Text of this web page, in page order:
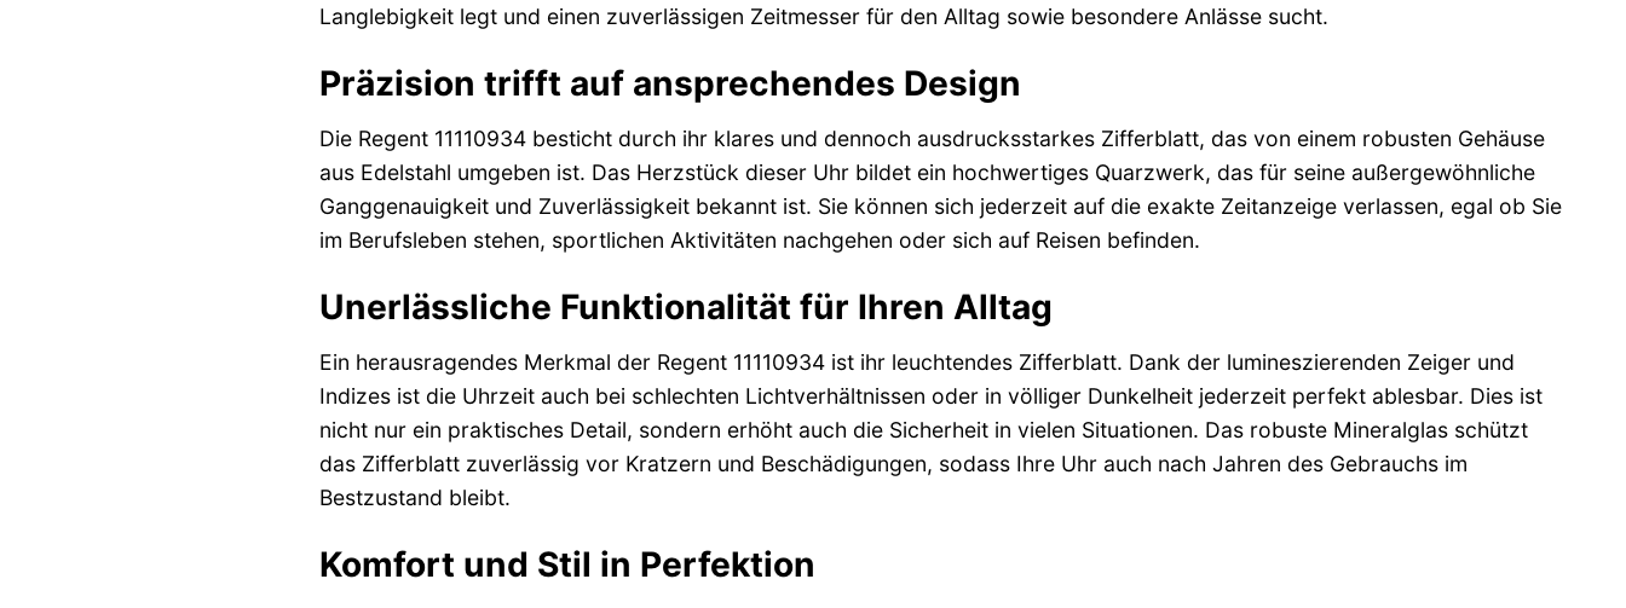
Langlebigkeit legt und einen zuverlässigen Zeitmesser für den Alltag sowie besondere Anlässe sucht.
Präzision trifft auf ansprechendes Design
Die Regent 11110934 besticht durch ihr klares und dennoch ausdrucksstarkes Zifferblatt, das von einem robusten Gehäuse
aus Edelstahl umgeben ist. Das Herzstück dieser Uhr bildet ein hochwertiges Quarzwerk, das für seine außergewöhnliche
Ganggenauigkeit und Zuverlässigkeit bekannt ist. Sie können sich jederzeit auf die exakte Zeitanzeige verlassen, egal ob Sie
im Berufsleben stehen, sportlichen Aktivitäten nachgehen oder sich auf Reisen befinden.
Unerlässliche Funktionalität für Ihren Alltag
Ein herausragendes Merkmal der Regent 11110934 ist ihr leuchtendes Zifferblatt. Dank der lumineszierenden Zeiger und
Indizes ist die Uhrzeit auch bei schlechten Lichtverhältnissen oder in völliger Dunkelheit jederzeit perfekt ablesbar. Dies ist
nicht nur ein praktisches Detail, sondern erhöht auch die Sicherheit in vielen Situationen. Das robuste Mineralglas schützt
das Zifferblatt zuverlässig vor Kratzern und Beschädigungen, sodass Ihre Uhr auch nach Jahren des Gebrauchs im
Bestzustand bleibt.
Komfort und Stil in Perfektion